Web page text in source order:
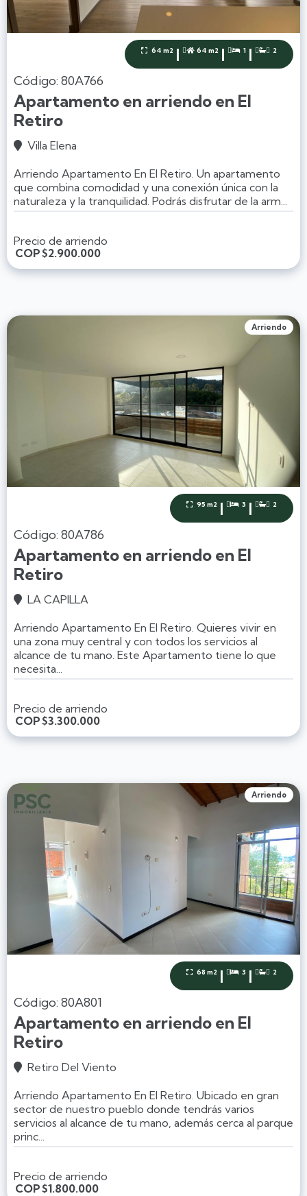
 64 m2 |  64 m2 |  1 |  2
Código: 80A766
Apartamento en arriendo en El
Retiro
 Villa Elena
Arriendo Apartamento En El Retiro. Un apartamento
que combina comodidad y una conexión única con la
naturaleza y la tranquilidad. Podrás disfrutar de la arm...
Precio de arriendo
COP$2.900.000
Arriendo
 95 m2 |  3 |  2
Código: 80A786
Apartamento en arriendo en El
Retiro
 LA CAPILLA
Arriendo Apartamento En El Retiro. Quieres vivir en
una zona muy central y con todos los servicios al
alcance de tu mano. Este Apartamento tiene lo que
necesita...
Precio de arriendo
COP$3.300.000
Arriendo
 68 m2 |  3 |  2
Código: 80A801
Apartamento en arriendo en El
Retiro
 Retiro Del Viento
Arriendo Apartamento En El Retiro. Ubicado en gran
sector de nuestro pueblo donde tendrás varios
servicios al alcance de tu mano, además cerca al parque
princ...
Precio de arriendo
COP$1.800.000